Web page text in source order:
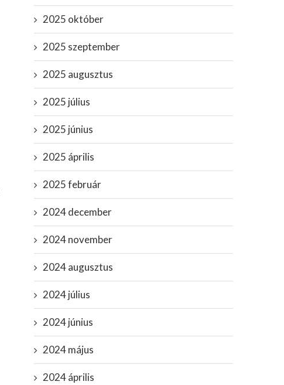
2025 október
2025 szeptember
2025 augusztus
2025 július
2025 június
2025 április
2025 február
2024 december
2024 november
2024 augusztus
2024 július
2024 június
2024 május
2024 április